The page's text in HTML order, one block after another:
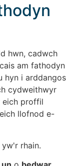
hwn, cadwch
am fathodyn
hyn i arddangos
cydweithwyr
eich proffil
llofnod e-
rhain.